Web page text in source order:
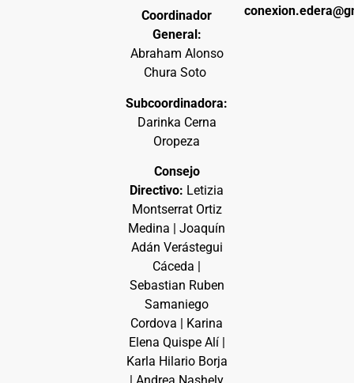
Coordinador
General:
Abraham Alonso
Chura Soto
Subcoordinadora:
Darinka Cerna
Oropeza
Consejo
Directivo: Letizia
Montserrat Ortiz
Medina | Joaquín
Adán Verástegui
Cáceda |
Sebastian Ruben
Samaniego
Cordova | Karina
Elena Quispe Alí |
Karla Hilario Borja